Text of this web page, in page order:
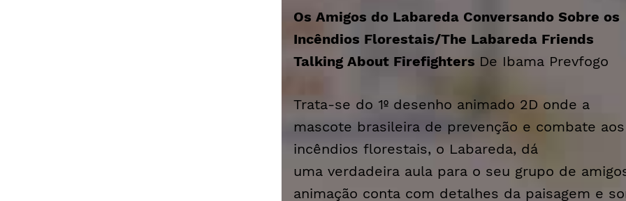
Os Amigos do Labareda Conversando Sobre os
Incêndios Florestais/The Labareda Friends
Talking About Firefighters De Ibama Prevfogo
Trata-se do 1º desenho animado 2D onde a
mascote brasileira de prevenção e combate aos
incêndios florestais, o Labareda, dá
uma verdadeira aula para o seu grupo de
animação conta com detalhes da paisagem e